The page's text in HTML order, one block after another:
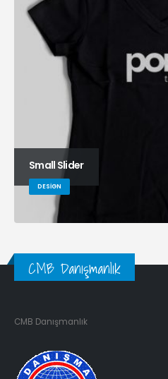
Small Slider
DESIGN
CMB Danışmanlık
CMB Danışmanlık